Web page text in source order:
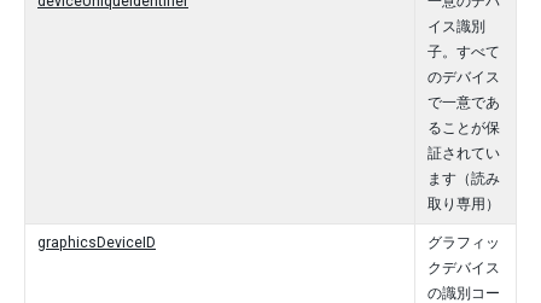
イス識別
子。すべて
のデバイス
で一意であ
ることが保
証されてい
ます（読み
取り専用）
graphicsDeviceID
グラフィッ
クデバイス
の識別コー